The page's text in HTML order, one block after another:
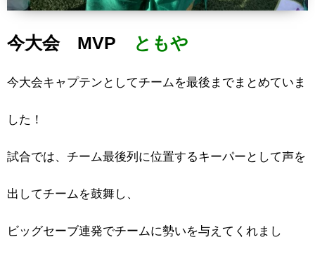
今大会 MVP ともや
今大会キャプテンとしてチームを最後までまとめていま
した！
試合では、チーム最後列に位置するキーパーとして声を
出してチームを鼓舞し、
ビッグセーブ連発でチームに勢いを与えてくれまし